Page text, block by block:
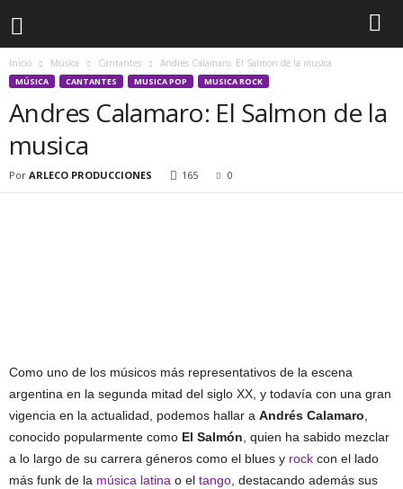
Inicio Música Cantantes Andres Calamaro: El Salmon de la musica
MÚSICA CANTANTES MUSICA POP MUSICA ROCK
Andres Calamaro: El Salmon de la
musica
Por ARLECO PRODUCCIONES 165 0
Como uno de los músicos más representativos de la escena
argentina en la segunda mitad del siglo XX, y todavía con una gran
vigencia en la actualidad, podemos hallar a Andrés Calamaro
conocido popularmente como El Salmón , quien ha sabido mezclar
a lo largo de su carrera géneros como el blues y rock con el lado
más funk de la música latina o el tango , destacando además sus